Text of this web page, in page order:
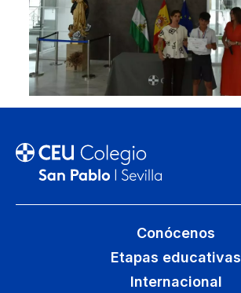
Conócenos
Etapas educativas
Internacional